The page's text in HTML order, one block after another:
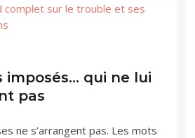
complet sur le trouble et ses
imposés… qui ne lui
pas
ne s’arrangent pas. Les mots